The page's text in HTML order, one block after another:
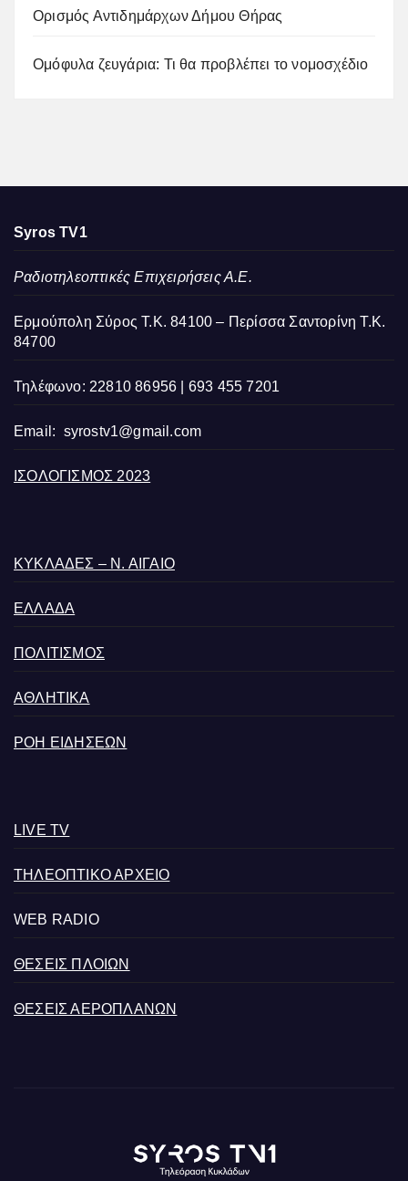
Ορισμός Αντιδημάρχων Δήμου Θήρας
Ομόφυλα ζευγάρια: Τι θα προβλέπει το νομοσχέδιο
Syros TV1
Ραδιοτηλεοπτικές Επιχειρήσεις Α.Ε.
Ερμούπολη Σύρος Τ.Κ. 84100 – Περίσσα Σαντορίνη Τ.Κ.
84700
Τηλέφωνο: 22810 86956 | 693 455 7201
Email: syrostv1@gmail.com
ΙΣΟΛΟΓΙΣΜΟΣ 2023
ΚΥΚΛΑΔΕΣ – Ν. ΑΙΓΑΙΟ
ΕΛΛΑΔΑ
ΠΟΛΙΤΙΣΜΟΣ
ΑΘΛΗΤΙΚΑ
ΡΟΗ ΕΙΔΗΣΕΩΝ
LIVE TV
ΤΗΛΕΟΠΤΙΚΟ ΑΡΧΕΙΟ
WEB RADIO
ΘΕΣΕΙΣ ΠΛΟΙΩΝ
ΘΕΣΕΙΣ ΑΕΡΟΠΛΑΝΩΝ